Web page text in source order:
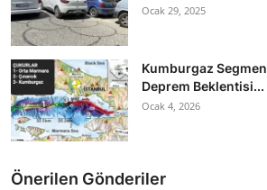
Ocak 29, 2025
Kumburgaz
Deprem Beklentisi...
Ocak 4, 2026
Önerilen Gönderiler